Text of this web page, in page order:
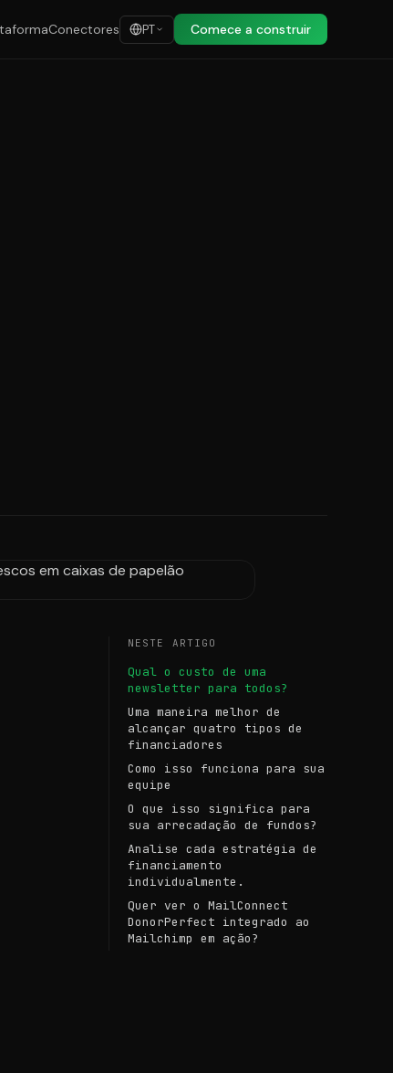
Conectores PT Comece a construir
NESTE ARTIGO
Qual o custo de uma
newsletter para todos?
Uma maneira melhor de
alcançar quatro tipos de
financiadores
Como isso funciona para sua
equipe
O que isso significa para
sua arrecadação de fundos?
Analise cada estratégia de
financiamento
individualmente.
Quer ver o MailConnect
DonorPerfect integrado ao
Mailchimp em ação?